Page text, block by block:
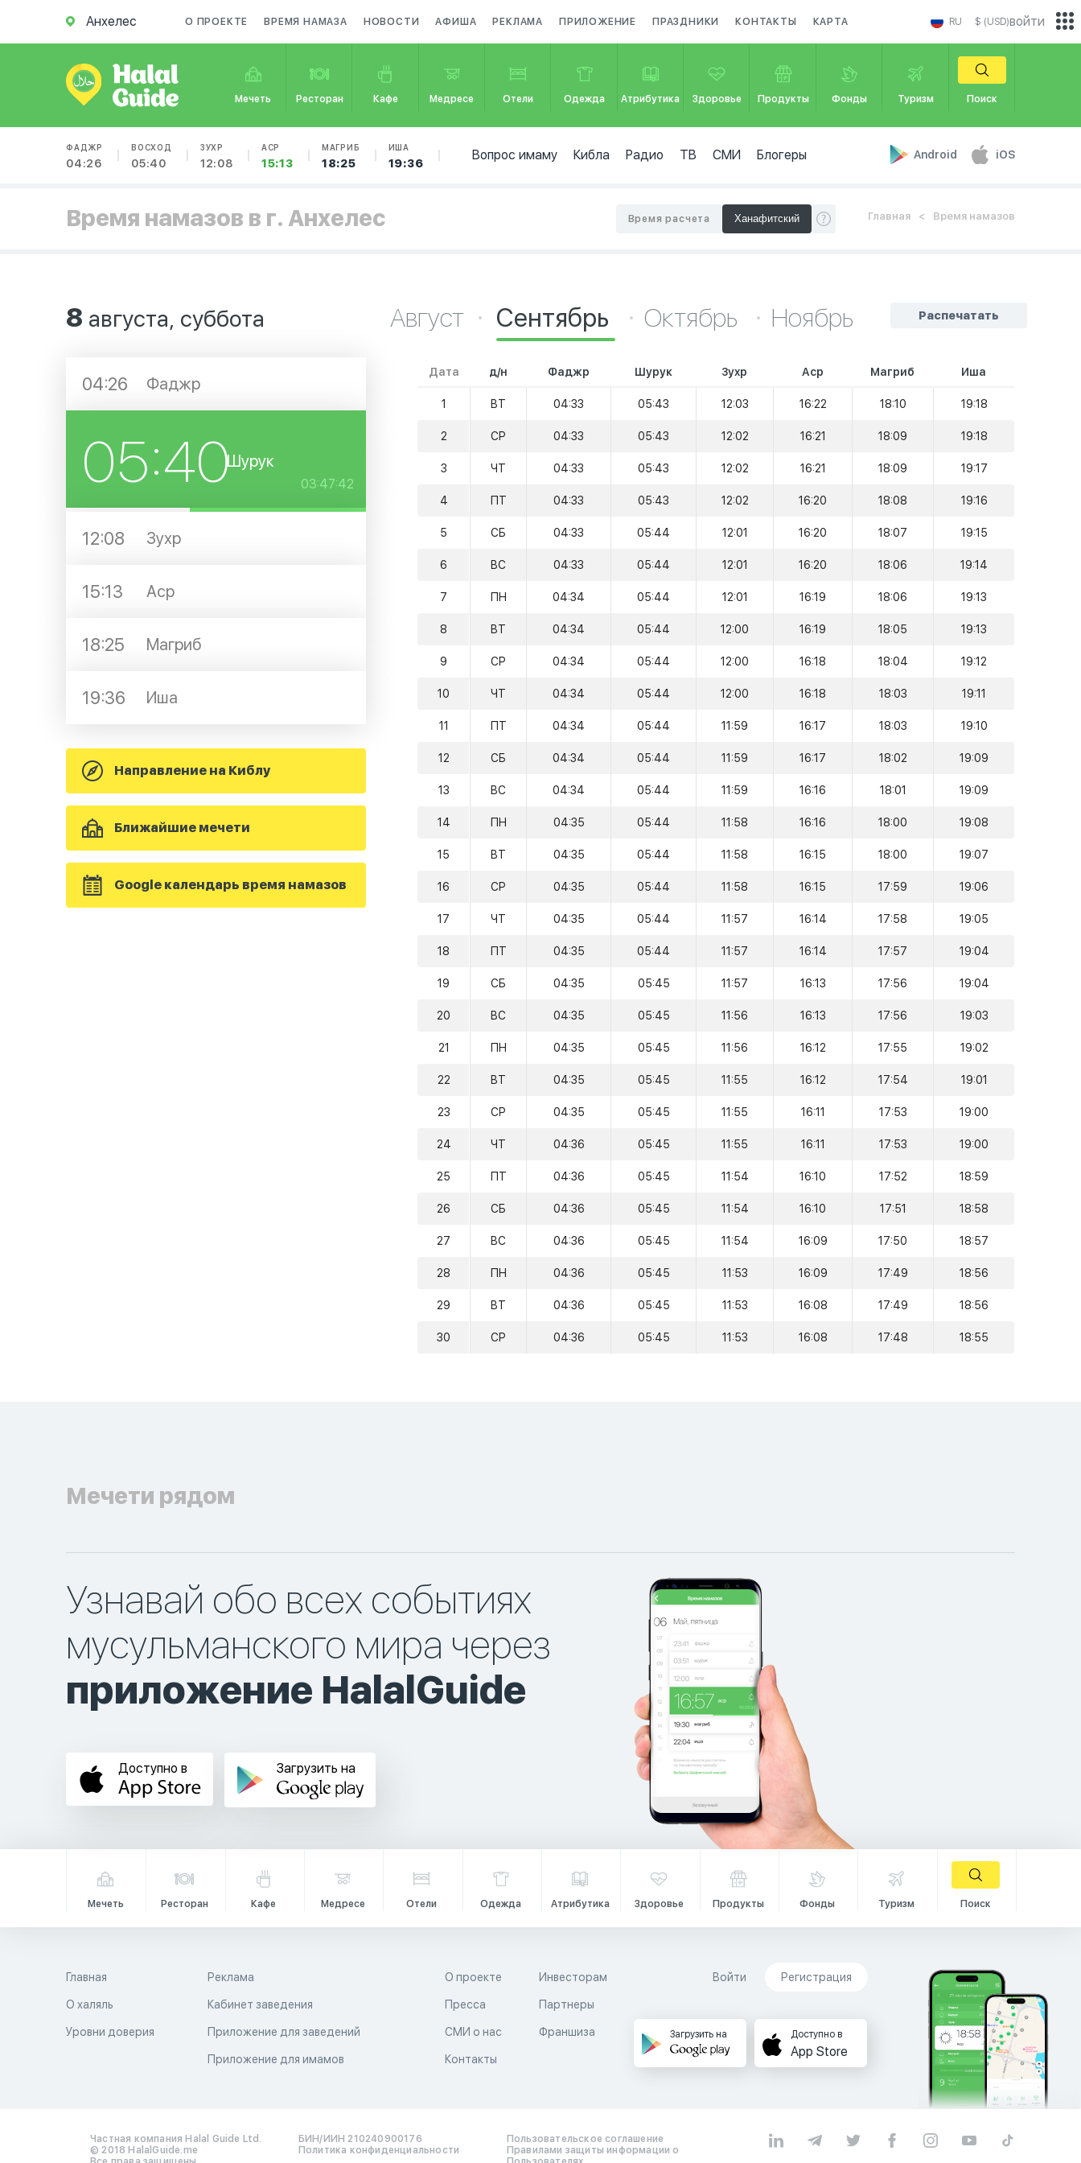
Анхелес О ПРОЕКТЕ ВРЕМЯ НАМАЗА НОВОСТИ АФИША РЕКЛАМА ПРИЛОЖЕНИЕ ПРАЗДНИКИ КОНТАКТЫ КАРТА RU $ (USD)
Мечеть Ресторан Кафе Медресе Отели Одежда Атрибутика Здоровье Продукты Фонды Туризм Поиск
ФАДЖР
04:26
ВОСХОД
05:40
ЗУХР
12:08
АСР
15:13
МАГРИБ
18:25
ИША
19:36
Вопрос имаму Кибла Радио ТВ СМИ Блогеры Android iOS
войти
Время намазов в г. Анхелес Главная Время намазов
Время расчета
8 августа, суббота
04:26 Фаджр
05:40Шурук
03:47:42
12:08 Зухр
15:13 Аср
18:25 Магриб
19:36 Иша
Направление на Киблу
Ближайшие мечети
Google календарь время намазов
Распечатать
Август Сентябрь Октябрь Ноябрь
Дата д/н Фаджр Шурук Зухр Аср Магриб Иша
1 ВТ 04:33 05:43 12:03 16:22 18:10 19:18
2 СР 04:33 05:43 12:02 16:21 18:09 19:18
3 ЧТ 04:33 05:43 12:02 16:21 18:09 19:17
4 ПТ 04:33 05:43 12:02 16:20 18:08 19:16
5 СБ 04:33 05:44 12:01 16:20 18:07 19:15
6 ВС 04:33 05:44 12:01 16:20 18:06 19:14
7 ПН 04:34 05:44 12:01 16:19 18:06 19:13
8 ВТ 04:34 05:44 12:00 16:19 18:05 19:13
9 СР 04:34 05:44 12:00 16:18 18:04 19:12
10 ЧТ 04:34 05:44 12:00 16:18 18:03 19:11
11 ПТ 04:34 05:44 11:59 16:17 18:03 19:10
12 СБ 04:34 05:44 11:59 16:17 18:02 19:09
13 ВС 04:34 05:44 11:59 16:16 18:01 19:09
14 ПН 04:35 05:44 11:58 16:16 18:00 19:08
15 ВТ 04:35 05:44 11:58 16:15 18:00 19:07
16 СР 04:35 05:44 11:58 16:15 17:59 19:06
17 ЧТ 04:35 05:44 11:57 16:14 17:58 19:05
18 ПТ 04:35 05:44 11:57 16:14 17:57 19:04
19 СБ 04:35 05:45 11:57 16:13 17:56 19:04
20 ВС 04:35 05:45 11:56 16:13 17:56 19:03
21 ПН 04:35 05:45 11:56 16:12 17:55 19:02
22 ВТ 04:35 05:45 11:55 16:12 17:54 19:01
23 СР 04:35 05:45 11:55 16:11 17:53 19:00
24 ЧТ 04:36 05:45 11:55 16:11 17:53 19:00
25 ПТ 04:36 05:45 11:54 16:10 17:52 18:59
26 СБ 04:36 05:45 11:54 16:10 17:51 18:58
27 ВС 04:36 05:45 11:54 16:09 17:50 18:57
28 ПН 04:36 05:45 11:53 16:09 17:49 18:56
29 ВТ 04:36 05:45 11:53 16:08 17:49 18:56
30 СР 04:36 05:45 11:53 16:08 17:48 18:55
Мечети рядом
Узнавай обо всех событиях
мусульманского мира через
приложение HalalGuide
Доступно в Загрузить на
Мечеть Ресторан Кафе Медресе Отели Одежда Атрибутика Здоровье Продукты Фонды Туризм Поиск
Главная
О халяль
Уровни доверия
Реклама
Кабинет заведения
Приложение для заведений
Приложение для имамов
О проекте
Пресса
СМИ о нас
Контакты
Инвесторам
Партнеры
Франшиза
Войти Регистрация
Загрузить на Доступно в
App Store
Частная компания Halal Guide Ltd.
© 2018 HalalGuide.me
БИН/ИИН 210240900176
Политика конфиденциальности
Пользовательское соглашение
Правилами защиты информации о